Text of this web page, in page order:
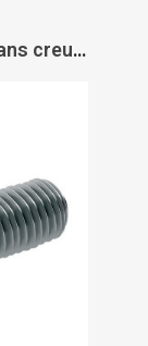
Vis métaux tête cylindrique 6 pans creux inox A2 filetage total DIN 912 - ACTON